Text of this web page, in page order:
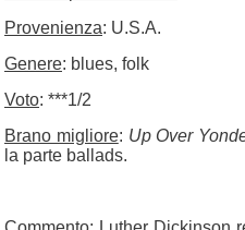
Provenienza: U.S.A.
Genere: blues, folk
Voto: ***1/2
Brano migliore: Up Over
la parte ballads.